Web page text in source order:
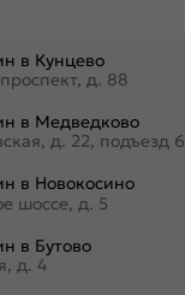
в Кунцево
д. 88
в Медведково
д. 22, подъезд 6
в Новокосино
шоссе, д. 5
в Бутово
д. 4